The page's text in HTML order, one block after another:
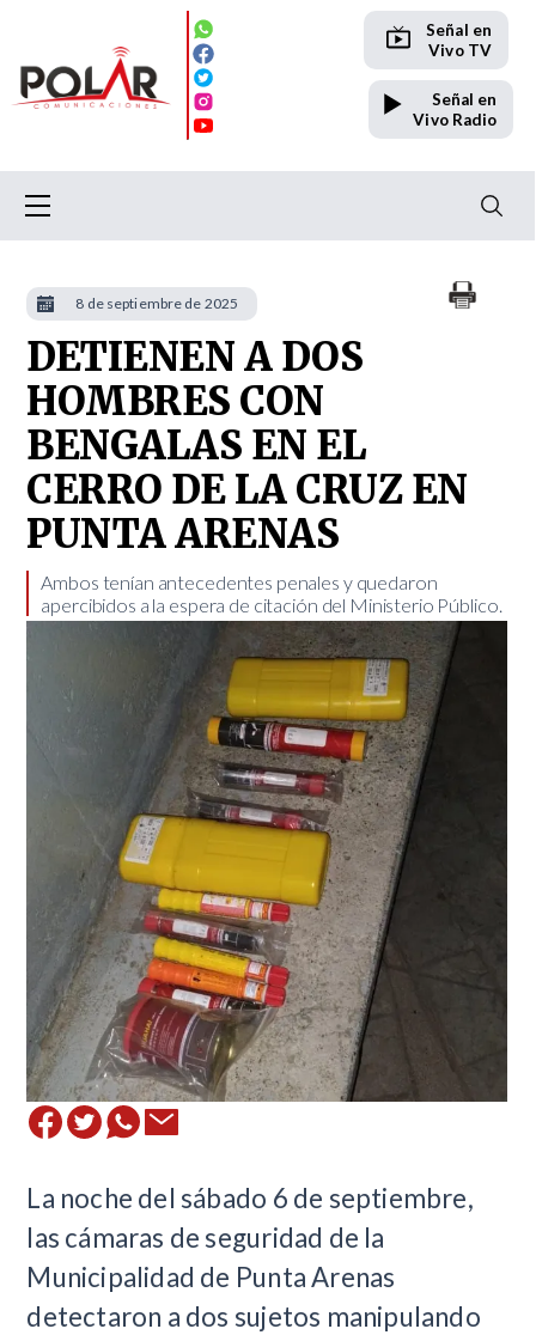
Señal en
Vivo TV
Señal en
Vivo Radio
DETIENEN A DOS
HOMBRES CON
BENGALAS EN EL
CERRO DE LA CRUZ EN
PUNTA ARENAS
​Ambos tenían antecedentes penales y quedaron
apercibidos a la espera de citación del Ministerio Público.
​La noche del sábado 6 de septiembre,
las cámaras de seguridad de la
Municipalidad de Punta Arenas
detectaron a dos sujetos manipulando
8 de septiembre de 2025